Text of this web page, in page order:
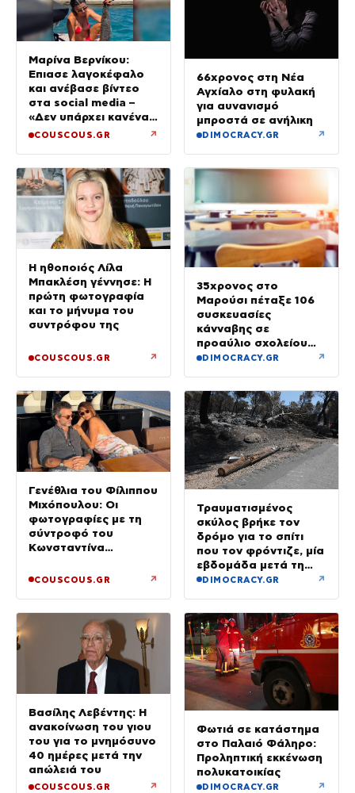
Μαρίνα Βερνίκου:
Έπιασε λαγοκέφαλο
και ανέβασε βίντεο
στα social media –
«Δεν υπάρχει κανένας
λόγος να φοβόμαστε»
COUSCOUS.GR ↗
66χρονος στη Νέα
Αγχίαλο στη φυλακή
για αυνανισμό
μπροστά σε ανήλικη
DIMOCRACY.GR ↗
Η ηθοποιός Λίλα
Μπακλέση γέννησε: Η
πρώτη φωτογραφία
και το μήνυμα του
συντρόφου της
COUSCOUS.GR ↗
35χρονος στο
Μαρούσι πέταξε 106
συσκευασίες
κάνναβης σε
προαύλιο σχολείου
και έφυγε μόλις είδε
DIMOCRACY.GR ↗
Γενέθλια του Φίλιππου
Μιχόπουλου: Οι
φωτογραφίες με τη
σύντροφό του
Κωνσταντίνα
δημόσιο «Σ’ αγαπώ»
COUSCOUS.GR ↗
Τραυματισμένος
σκύλος βρήκε τον
δρόμο για το σπίτι
που τον φρόντιζε, μία
εβδομάδα μετά τη
φωτιά στο Πόρτο
DIMOCRACY.GR ↗
Βασίλης Λεβέντης: Η
ανακοίνωση του γιου
του για το μνημόσυνο
40 ημέρες μετά την
απώλειά του
COUSCOUS.GR ↗
Φωτιά σε κατάστημα
στο Παλαιό Φάληρο:
Προληπτική εκκένωση
πολυκατοικίας
DIMOCRACY.GR ↗